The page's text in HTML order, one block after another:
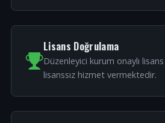
Lisans Doğrulama
Düzenleyici kurum onaylı
lisanssız hizmet vermektedir.